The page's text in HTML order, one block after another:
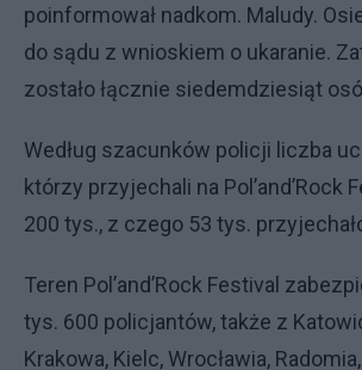
poinformował nadkom. Maludy.
do sądu z wnioskiem o ukaranie.
zostało łącznie siedemdziesiąt
Według szacunków policji liczba
którzy przyjechali na Pol’and’Rock
200 tys., z czego 53 tys.
Teren Pol’and’Rock Festival
tys. 600 policjantów, także z
Krakowa, Kielc, Wrocławia,